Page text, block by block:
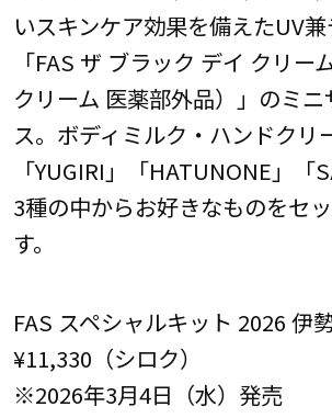
いスキンケア効果を備えたUV
「FAS ザ ブラック デイ クリー
クリーム 医薬部外品）」のミニ
ス。ボディミルク・ハンドクリ
「YUGIRI」「HATUNONE」「
3種の中からお好きなものをセ
す。
FAS スペシャルキット 2026 伊
¥11,330（シロク）
※2026年3月4日（水）発売